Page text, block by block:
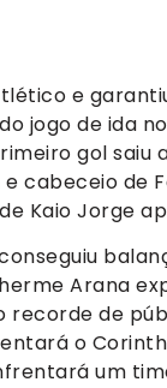
e
jogo de ida
gol
cabeceio de
Kaio Jorge
Arana
recorde de
o
um